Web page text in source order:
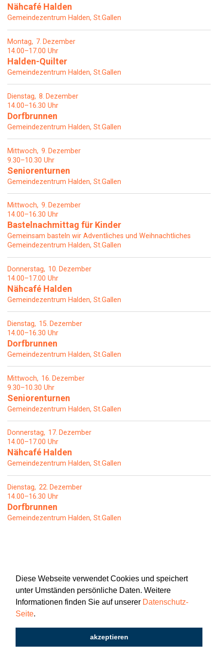
Diese Webseite verwendet Cookies und speichert
unter Umständen persönliche Daten. Weitere
Informationen finden Sie auf unserer Datenschutz-
Seite.
akzeptieren
Nähcafé Halden
Gemeindezentrum Halden, St.Gallen
Montag 7 Dezember
14.00–17.00 Uhr
Halden-Quilter
Gemeindezentrum Halden, St.Gallen
Dienstag 8 Dezember
14.00–16.30 Uhr
Dorfbrunnen
Gemeindezentrum Halden, St.Gallen
Mittwoch 9 Dezember
9.30–10.30 Uhr
Seniorenturnen
Gemeindezentrum Halden, St.Gallen
Mittwoch 9 Dezember
14.00–16.30 Uhr
Bastelnachmittag für Kinder
Gemeinsam basteln wir Adventliches und Weihnachtliches
Gemeindezentrum Halden, St.Gallen
Donnerstag 10 Dezember
14.00–17.00 Uhr
Nähcafé Halden
Gemeindezentrum Halden, St.Gallen
Dienstag 15 Dezember
14.00–16.30 Uhr
Dorfbrunnen
Gemeindezentrum Halden, St.Gallen
Mittwoch 16 Dezember
9.30–10.30 Uhr
Seniorenturnen
Gemeindezentrum Halden, St.Gallen
Donnerstag 17 Dezember
14.00–17.00 Uhr
Nähcafé Halden
Gemeindezentrum Halden, St.Gallen
Dienstag 22 Dezember
14.00–16.30 Uhr
Dorfbrunnen
Gemeindezentrum Halden, St.Gallen
Newsletter Impressum
Datenschutz
2026 © Katholisch St. Gallen